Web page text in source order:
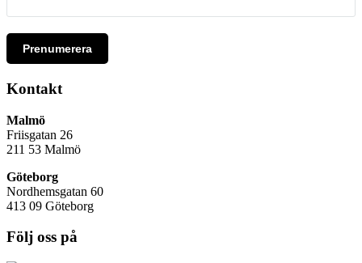
Prenumerera
Kontakt
Malmö
Friisgatan 26
211 53 Malmö
Göteborg
Nordhemsgatan 60
413 09 Göteborg
Följ oss på